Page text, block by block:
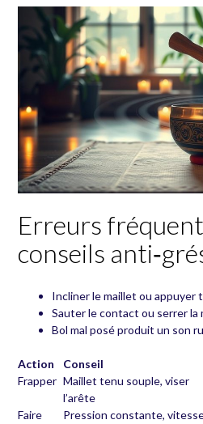
Erreurs
conseils
Incliner le maillet ou appuyer
Sauter le contact ou serrer
Bol mal posé produit un son
Action Conseil
Frapper Maillet tenu souple, viser
l’arête
Faire
Pression constante,